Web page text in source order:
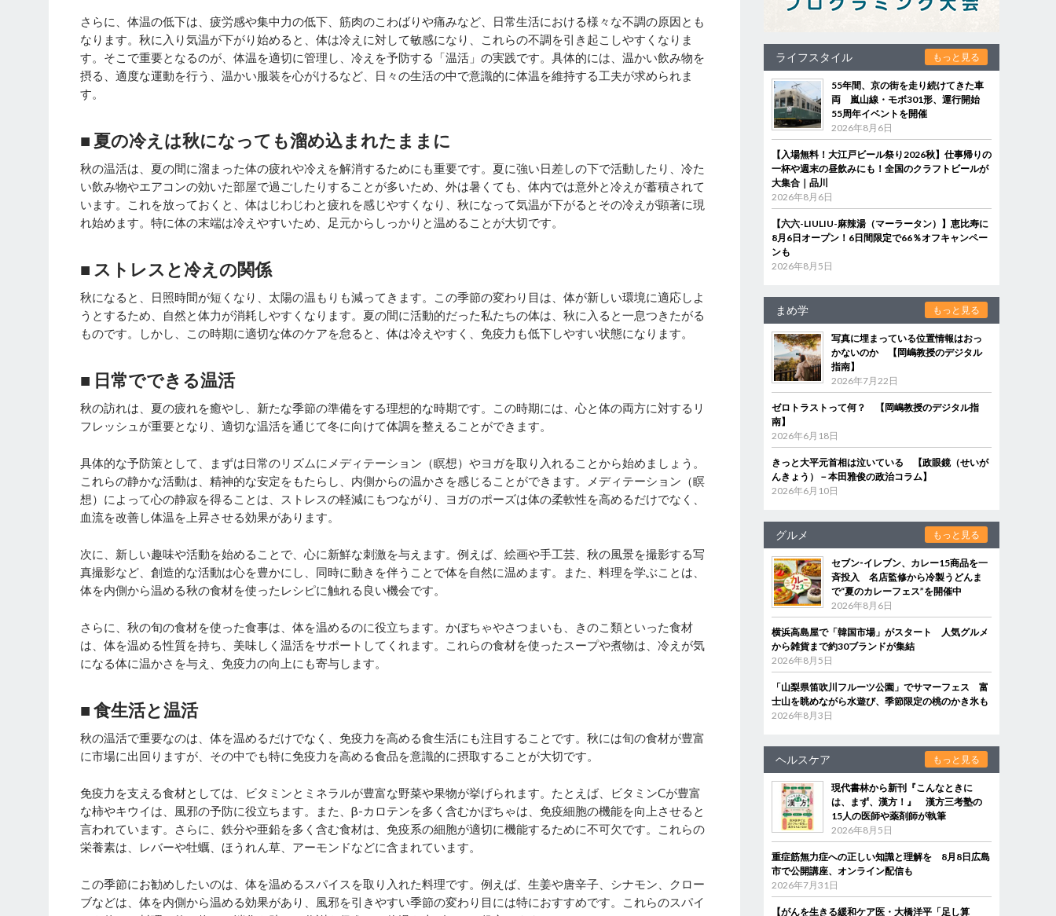
さらに、体温の低下は、疲労感や集中力の低下、筋肉のこわばりや痛みなど、日常生活における様々な不調の原因とも
なります。秋に入り気温が下がり始めると、体は冷えに対して敏感になり、これらの不調を引き起こしやすくなりま
す。そこで重要となるのが、体温を適切に管理し、冷えを予防する「温活」の実践です。具体的には、温かい飲み物を
摂る、適度な運動を行う、温かい服装を心がけるなど、日々の生活の中で意識的に体温を維持する工夫が求められま
す。
■ 夏の冷えは秋になっても溜め込まれたままに
秋の温活は、夏の間に溜まった体の疲れや冷えを解消するためにも重要です。夏に強い日差しの下で活動したり、冷た
い飲み物やエアコンの効いた部屋で過ごしたりすることが多いため、外は暑くても、体内では意外と冷えが蓄積されて
います。これを放っておくと、体はじわじわと疲れを感じやすくなり、秋になって気温が下がるとその冷えが顕著に現
れ始めます。特に体の末端は冷えやすいため、足元からしっかりと温めることが大切です。
■ ストレスと冷えの関係
秋になると、日照時間が短くなり、太陽の温もりも減ってきます。この季節の変わり目は、体が新しい環境に適応しよ
うとするため、自然と体力が消耗しやすくなります。夏の間に活動的だった私たちの体は、秋に入ると一息つきたがる
ものです。しかし、この時期に適切な体のケアを怠ると、体は冷えやすく、免疫力も低下しやすい状態になります。
■ 日常でできる温活
秋の訪れは、夏の疲れを癒やし、新たな季節の準備をする理想的な時期です。この時期には、心と体の両方に対するリ
フレッシュが重要となり、適切な温活を通じて冬に向けて体調を整えることができます。
具体的な予防策として、まずは日常のリズムにメディテーション（瞑想）やヨガを取り入れることから始めましょう。
これらの静かな活動は、精神的な安定をもたらし、内側からの温かさを感じることができます。メディテーション（瞑
想）によって心の静寂を得ることは、ストレスの軽減にもつながり、ヨガのポーズは体の柔軟性を高めるだけでなく、
血流を改善し体温を上昇させる効果があります。
次に、新しい趣味や活動を始めることで、心に新鮮な刺激を与えます。例えば、絵画や手工芸、秋の風景を撮影する写
真撮影など、創造的な活動は心を豊かにし、同時に動きを伴うことで体を自然に温めます。また、料理を学ぶことは、
体を内側から温める秋の食材を使ったレシピに触れる良い機会です。
さらに、秋の旬の食材を使った食事は、体を温めるのに役立ちます。かぼちゃやさつまいも、きのこ類といった食材
は、体を温める性質を持ち、美味しく温活をサポートしてくれます。これらの食材を使ったスープや煮物は、冷えが気
になる体に温かさを与え、免疫力の向上にも寄与します。
■ 食生活と温活
秋の温活で重要なのは、体を温めるだけでなく、免疫力を高める食生活にも注目することです。秋には旬の食材が豊富
に市場に出回りますが、その中でも特に免疫力を高める食品を意識的に摂取することが大切です。
免疫力を支える食材としては、ビタミンとミネラルが豊富な野菜や果物が挙げられます。たとえば、ビタミンCが豊富
な柿やキウイは、風邪の予防に役立ちます。また、β-カロテンを多く含むかぼちゃは、免疫細胞の機能を向上させると
言われています。さらに、鉄分や亜鉛を多く含む食材は、免疫系の細胞が適切に機能するために不可欠です。これらの
栄養素は、レバーや牡蠣、ほうれん草、アーモンドなどに含まれています。
この季節にお勧めしたいのは、体を温めるスパイスを取り入れた料理です。例えば、生姜や唐辛子、シナモン、クロー
ブなどは、体を内側から温める効果があり、風邪を引きやすい季節の変わり目には特におすすめです。これらのスパイ
ライフスタイル もっと見る
55年間、京の街を走り続けてきた車
両 嵐山線・モボ301形、運行開始
55周年イベントを開催
2026年8月6日
【入場無料！大江戸ビール祭り2026秋】仕事帰りの
一杯や週末の昼飲みにも！全国のクラフトビールが
大集合｜品川
2026年8月6日
【六六-LIULIU-麻辣湯（マーラータン）】恵比寿に
8月6日オープン！6日間限定で66％オフキャンペー
ンも
2026年8月5日
まめ学 もっと見る
写真に埋まっている位置情報はおっ
かないのか 【岡嶋教授のデジタル
指南】
2026年7月22日
ゼロトラストって何？ 【岡嶋教授のデジタル指
南】
2026年6月18日
きっと大平元首相は泣いている 【政眼鏡（せいが
んきょう）－本田雅俊の政治コラム】
2026年6月10日
グルメ もっと見る
セブン‐イレブン、カレー15商品を一
斉投入 名店監修から冷製うどんま
で“夏のカレーフェス”を開催中
2026年8月6日
横浜高島屋で「韓国市場」がスタート 人気グルメ
から雑貨まで約30ブランドが集結
2026年8月5日
「山梨県笛吹川フルーツ公園」でサマーフェス 富
士山を眺めながら水遊び、季節限定の桃のかき氷も
2026年8月3日
ヘルスケア もっと見る
現代書林から新刊『こんなときに
は、まず、漢方！』 漢方三考塾の
15人の医師や薬剤師が執筆
2026年8月5日
重症筋無力症への正しい知識と理解を 8月8日広島
市で公開講座、オンライン配信も
2026年7月31日
【がんを生きる緩和ケア医・大橋洋平「足し算